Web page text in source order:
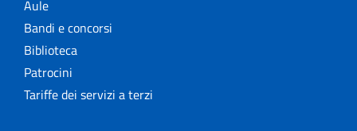
Aule
Bandi e concorsi
Biblioteca
Patrocini
Tariffe dei servizi a terzi